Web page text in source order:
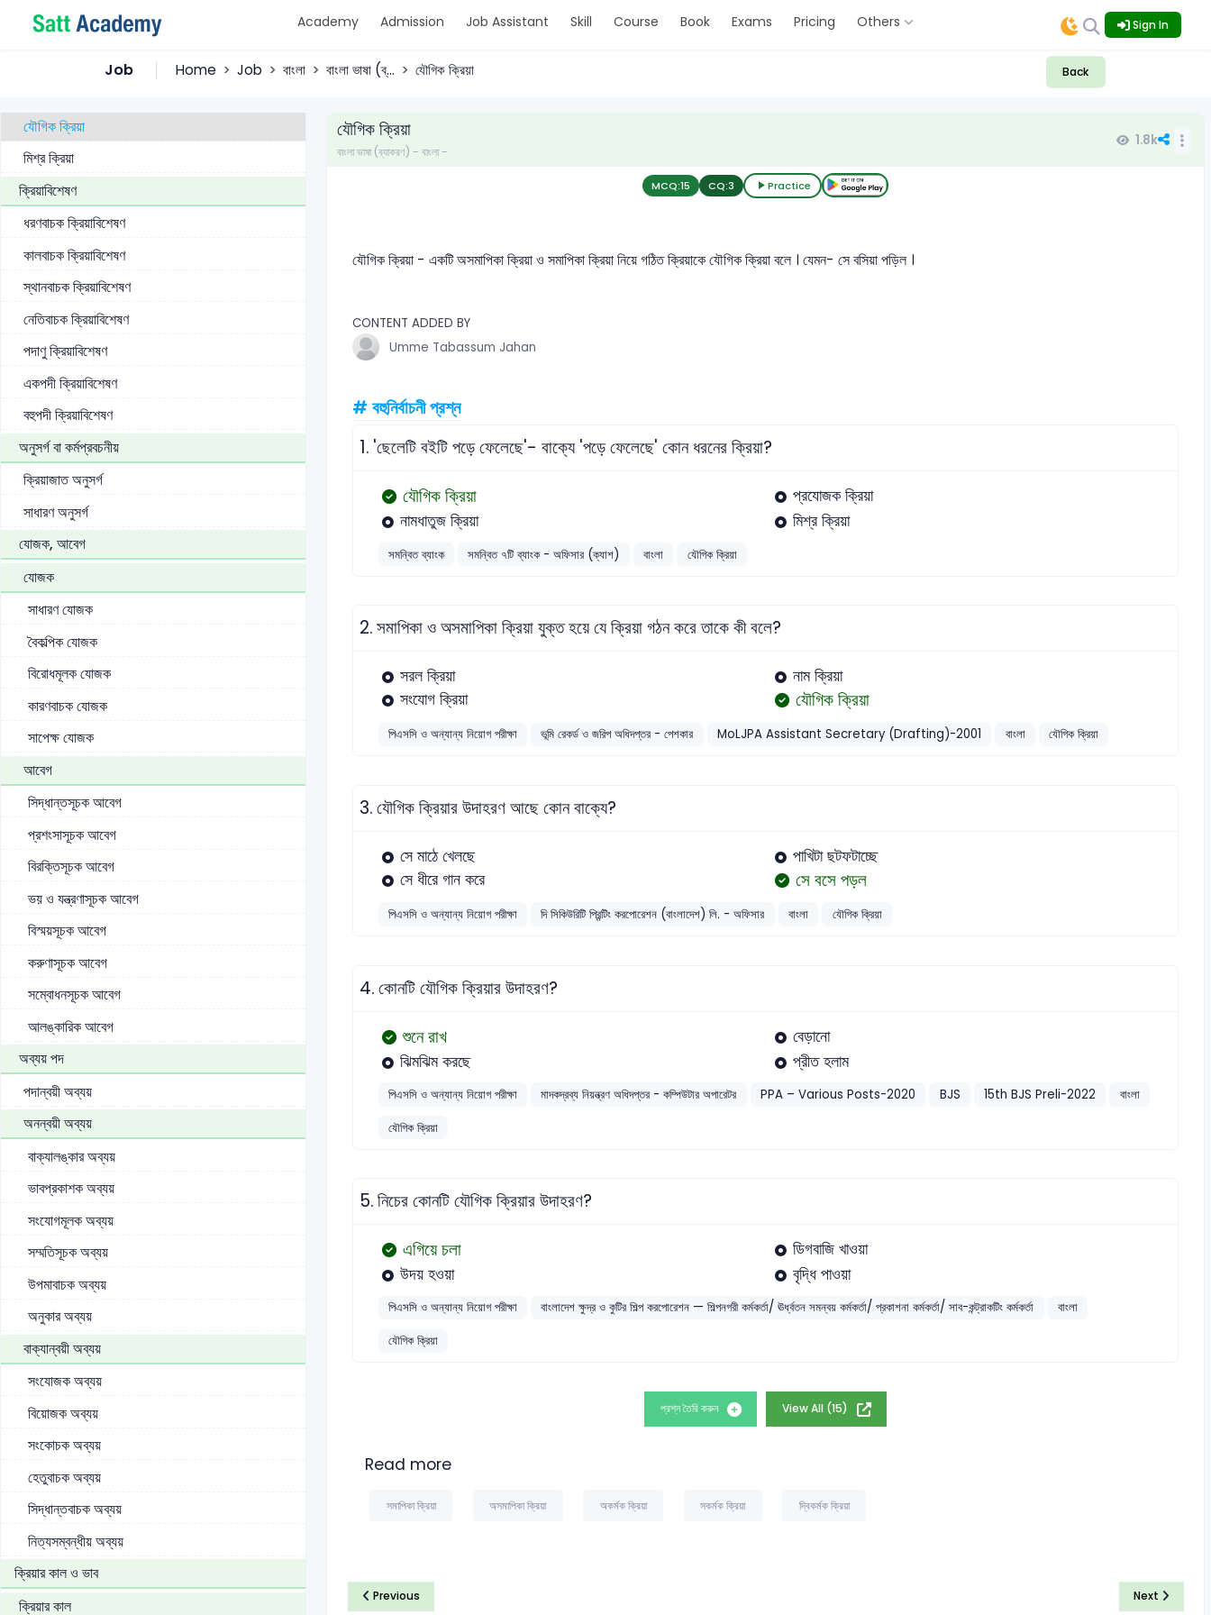
Academy Admission Job Assistant Skill Course Book Exams Pricing Others Sign In
Job Home Job বাংলা বাংলা ভাষা (ব্... যৌগিক ক্রিয়া Back
প্রযোজক ক্রিয়া
যৌগিক ক্রিয়া
মিশ্র ক্রিয়া
ক্রিয়াবিশেষণ
ধরণবাচক ক্রিয়াবিশেষণ
কালবাচক ক্রিয়াবিশেষণ
স্থানবাচক ক্রিয়াবিশেষণ
নেতিবাচক ক্রিয়াবিশেষণ
পদাণু ক্রিয়াবিশেষণ
একপদী ক্রিয়াবিশেষণ
বহুপদী ক্রিয়াবিশেষণ
অনুসর্গ বা কর্মপ্রবচনীয়
ক্রিয়াজাত অনুসর্গ
সাধারণ অনুসর্গ
যোজক, আবেগ
যোজক
সাধারণ যোজক
বৈকল্পিক যোজক
বিরোধমূলক যোজক
কারণবাচক যোজক
সাপেক্ষ যোজক
আবেগ
সিদ্ধান্তসূচক আবেগ
প্রশংসাসূচক আবেগ
বিরক্তিসূচক আবেগ
ভয় ও যন্ত্রণাসূচক আবেগ
বিস্ময়সূচক আবেগ
করুণাসূচক আবেগ
সম্বোধনসূচক আবেগ
আলঙ্কারিক আবেগ
অব্যয় পদ
পদান্বয়ী অব্যয়
অনন্বয়ী অব্যয়
বাক্যালঙ্কার অব্যয়
ভাবপ্রকাশক অব্যয়
সংযোগমূলক অব্যয়
সম্মতিসূচক অব্যয়
উপমাবাচক অব্যয়
অনুকার অব্যয়
বাক্যান্বয়ী অব্যয়
সংযোজক অব্যয়
বিয়োজক অব্যয়
সংকোচক অব্যয়
হেতুবাচক অব্যয়
সিদ্ধান্তবাচক অব্যয়
নিত্যসম্বন্ধীয় অব্যয়
ক্রিয়ার কাল ও ভাব
ক্রিয়ার কাল
যৌগিক ক্রিয়া
বাংলা ভাষা (ব্যাকরণ) - বাংলা -
1.8k
MCQ:15 CQ:3 Practice
যৌগিক ক্রিয়া - একটি অসমাপিকা ক্রিয়া ও সমাপিকা ক্রিয়া নিয়ে গঠিত ক্রিয়াকে যৌগিক ক্রিয়া বলে । যেমন- সে বসিয়া পড়িল ।
CONTENT ADDED BY
Umme Tabassum Jahan
# বহুনির্বাচনী প্রশ্ন
1. 'ছেলেটি বইটি পড়ে ফেলেছে'- বাক্যে 'পড়ে ফেলেছে' কোন ধরনের ক্রিয়া?
যৌগিক ক্রিয়া
প্রযোজক ক্রিয়া
নামধাতুজ ক্রিয়া
মিশ্র ক্রিয়া
সমন্বিত ব্যাংক সমন্বিত ৭টি ব্যাংক - অফিসার (ক্যাশ) বাংলা যৌগিক ক্রিয়া
2.সমাপিকা ও অসমাপিকা ক্রিয়া যুক্ত হয়ে যে ক্রিয়া গঠন করে তাকে কী বলে?
সরল ক্রিয়া
নাম ক্রিয়া
সংযোগ ক্রিয়া
যৌগিক ক্রিয়া
পিএসসি ও অন্যান্য নিয়োগ পরীক্ষা ভূমি রেকর্ড ও জরিপ অধিদপ্তর - পেশকার MoLJPA Assistant Secretary (Drafting)-2001 বাংলা যৌগিক ক্রিয়া
3.যৌগিক ক্রিয়ার উদাহরণ আছে কোন বাক্যে?
সে মাঠে খেলছে
পাখিটা ছটফটাচ্ছে
সে ধীরে গান করে
সে বসে পড়ল
পিএসসি ও অন্যান্য নিয়োগ পরীক্ষা দি সিকিউরিটি প্রিন্টিং করপোরেশন (বাংলাদেশ) লি. - অফিসার বাংলা যৌগিক ক্রিয়া
4.কোনটি যৌগিক ক্রিয়ার উদাহরণ?
শুনে রাখ
বেড়ানো
ঝিমঝিম করছে
প্রীত হলাম
পিএসসি ও অন্যান্য নিয়োগ পরীক্ষা মাদকদ্রব্য নিয়ন্ত্রণ অধিদপ্তর - কম্পিউটার অপারেটর PPA – Various Posts-2020 BJS 15th BJS Preli-2022
বাংলা
যৌগিক ক্রিয়া
5.নিচের কোনটি যৌগিক ক্রিয়ার উদাহরণ?
এগিয়ে চলা
ডিগবাজি খাওয়া
উদয় হওয়া
বৃদ্ধি পাওয়া
পিএসসি ও অন্যান্য নিয়োগ পরীক্ষা বাংলাদেশ ক্ষুদ্র ও কুটির শিল্প করপোরেশন — শিল্পনগরী কর্মকর্তা/ ঊর্ধ্বতন সমন্বয় কর্মকর্তা/ প্রকাশনা কর্মকর্তা/ সাব-কন্ট্রাকটিং কর্মকর্তা
বাংলা
যৌগিক ক্রিয়া
প্রশ্ন তৈরি করুন View All (15)
Read more
সমাপিকা ক্রিয়া অসমাপিকা ক্রিয়া অকর্মক ক্রিয়া সকর্মক ক্রিয়া দ্বিকর্মক ক্রিয়া
Previous Next